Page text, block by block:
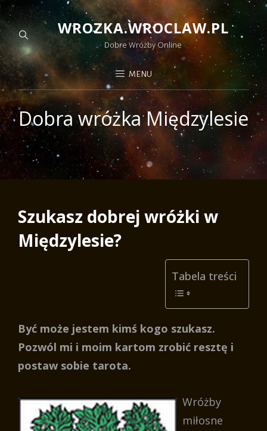
WROZKA.WROCLAW.PL
Dobre Wróżby Online
MENU
Dobra wróżka Międzylesie
Szukasz dobrej wróżki w
Międzylesie?
Tabela treści
Być może jestem kimś kogo szukasz.
Pozwól mi i moim kartom zrobić resztę i
postaw sobie tarota.
Wróżby
miłosne